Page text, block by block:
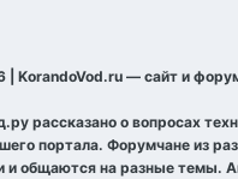
KorandoVod.ru — сайт и
рассказано о вопросах
портала. Форумчане из
и общаются на разные темы.